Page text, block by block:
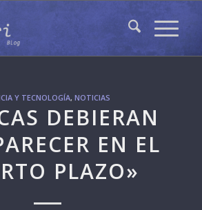
Y TECNOLOGÍA,NOTICIAS
DEBIERAN
EN EL
PLAZO»